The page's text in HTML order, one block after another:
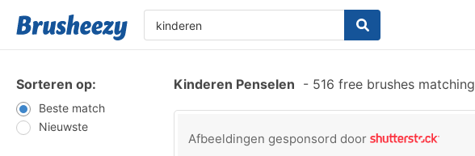
Sorteren op:
Beste match
Nieuwste
Kinderen Penselen - 516 free brushes matching
Afbeeldingen gesponsord door